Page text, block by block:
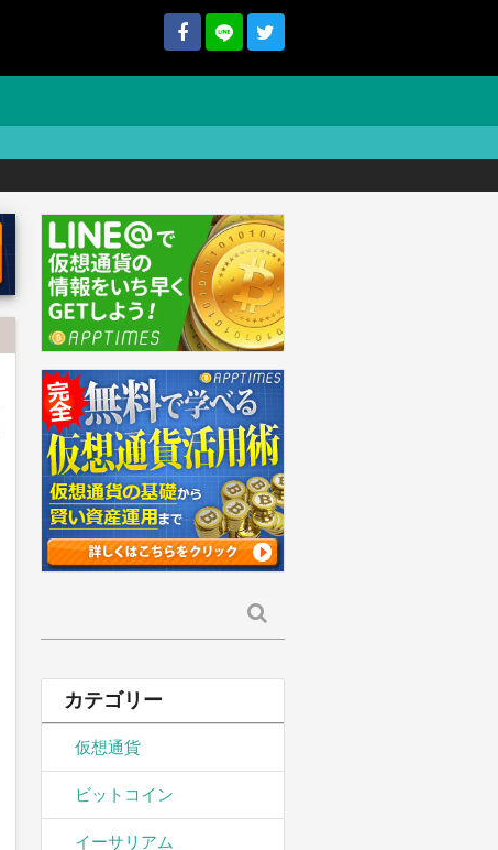
索:
カテゴリー
仮想通貨
ビットコイン
イーサリアム